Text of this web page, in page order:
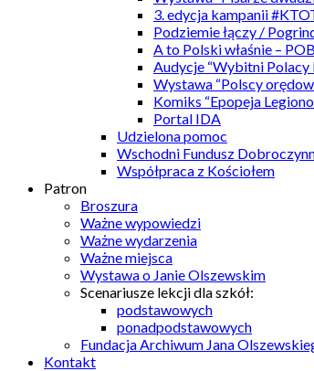
3. edycja kampanii
Podziemie łączy /
A to Polski właśnie –
Audycje “Wybitni Polacy
Wystawa “Polscy
Komiks “Epopeja
Portal IDA
Udzielona pomoc
Wschodni Fundusz
Współpraca z Kościołem
Patron
Broszura
Ważne wypowiedzi
Ważne wydarzenia
Ważne miejsca
Wystawa o Janie Olszewskim
Scenariusze lekcji dla szkół:
podstawowych
ponadpodstawowych
Fundacja Archiwum Jana
Kontakt